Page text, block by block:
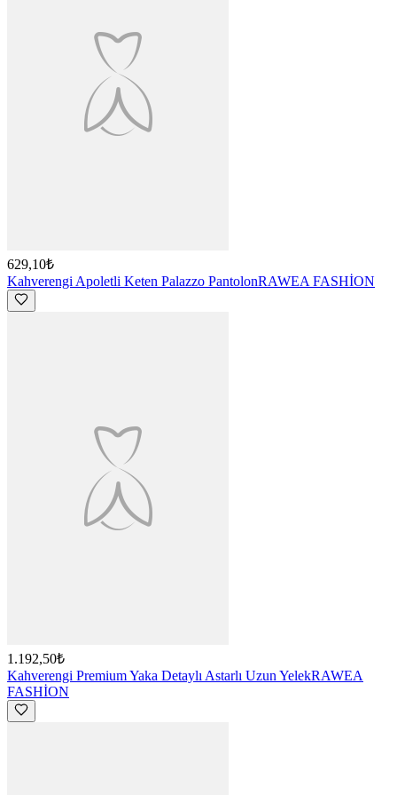
629,10₺
Kahverengi Apoletli Keten Palazzo PantolonRAWEA FASHİON
1.192,50₺
Kahverengi Premium Yaka Detaylı Astarlı Uzun YelekRAWEA
FASHİON